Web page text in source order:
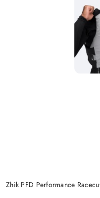
Zhik PFD Performance